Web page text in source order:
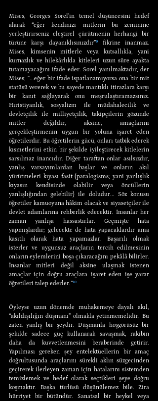
Mises, Georges Sorel’in temel düşüncesini hedef
alarak “eğer kendinizi mitlerin bu zeminine
yerleştirirseniz eleştirel çürütmenin herhangi bir
türüne karşı dayanıklısınızdır”⁹ fikrine inanmaz.
Mises, kimsenin mitlerle veya kutsallıkla, yani
kurnazlık ve hilekârlıkla kitleleri uzun süre ayakta
tutamayacağını ifade eder. Sorel yanılmaktadır, der
Mises; “...eğer bir ifade ispatlanamıyorsa ona bir mit
statüsü vererek ve bu sayede mantıklı itirazlara karşı
bir kanıt sağlayarak onu meşrulaştıramazsınız.
Hıristiyanlık, sosyalizm ile müdahalecilik ve
devletçilik ile milliyetçilik, takipçilerin gözünde
mitler değildir, aksine, amaçlarını
gerçekleştirmenin uygun bir yoluna işaret eden
öğretilerdir. Bu öğretilerin gücü, onları tatbik ederek
kısmetlerini etkin bir şekilde iyileştirecek kitlelerin
sarsılmaz inancıdır. Diğer taraftan onlar asılsızdır,
yanlış varsayımlardan başlar ve onların akıl
yürütmeleri kıyası fasit (paralogisms; yani yanlışlık
kıyasın kendisinde olabilir veya öncüllerin
yanlışlığından gelebilir) ile doludur... Söz konusu
öğretiler kamuoyuna hâkim olacak ve siyasetçiler ile
devlet adamlarına rehberlik edecektir. İnsanlar her
zaman yanlışa hassastırlar. Geçmişte hata
yapmışlardır; gelecekte de hata yapacaklardır ama
kasıtlı olarak hata yapamazlar. Başarılı olmak
isterler ve uygunsuz araçların tercih edilmesinin
onların eylemlerini boşa çıkaracağını pekâlâ bilirler.
İnsanlar mitleri değil aksine ulaşmak istenen
amaçlar için doğru araçlara işaret eden işe yarar
öğretileri talep ederler.”¹⁰
Öyleyse uzun dönemde muhakemeye dayalı akıl,
“akıldışılığın düşmanı” olmakla yetinmemelidir. Bu
zaten yanlış bir şeydir. Düşmanla hoşgörüsüz bir
şekilde sadece güç kullanarak savaşmak, rakibin
daha da kuvvetlenmesini beraberinde getirir.
Yapılması gereken şey entelektüellerin bir amaç
doğrultusunda araçlarını sürekli aklın süzgecinden
geçirerek ilerleyen zaman için hatalarını sistemden
temizlemek ve hedef olarak seçtikleri şeye doğru
koşmaktır. Başka türlüsü düşünülemez bile. Zira
hürriyet bir bütündür. Sanatsal bir heykel veya